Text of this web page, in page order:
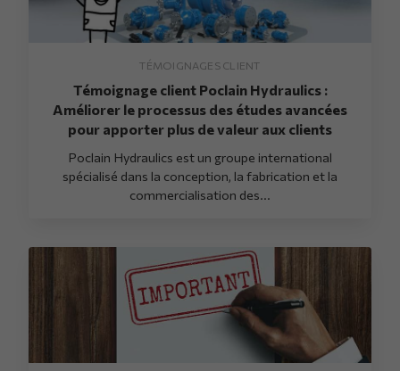
TÉMOIGNAGES CLIENT
Témoignage client Poclain Hydraulics :
Améliorer le processus des études avancées
pour apporter plus de valeur aux clients
Poclain Hydraulics est un groupe international
spécialisé dans la conception, la fabrication et la
commercialisation des...